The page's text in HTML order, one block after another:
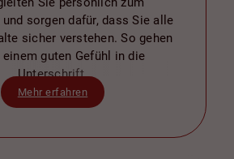
sorgen dafür, dass Sie alle
sicher verstehen. So gehen
guten Gefühl in die
Unterschrift.
Mehr erfahren